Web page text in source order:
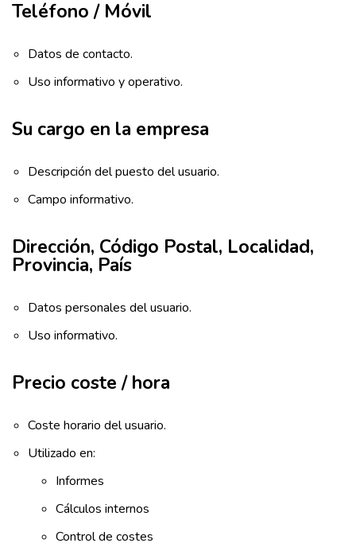
Teléfono / Móvil
Datos de contacto.
Uso informativo y operativo.
Su cargo en la empresa
Descripción del puesto del usuario.
Campo informativo.
Dirección, Código Postal, Localidad,
Provincia, País
Datos personales del usuario.
Uso informativo.
Precio coste / hora
Coste horario del usuario.
Utilizado en:
Informes
Cálculos internos
Control de costes